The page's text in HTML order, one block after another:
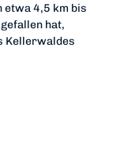
etwa 4,5 km bis
hat,
Kellerwaldes